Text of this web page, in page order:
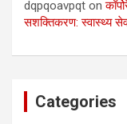
dqpqoavpqt on
सशक्तिकरण: स्वास्थ्य
Categories